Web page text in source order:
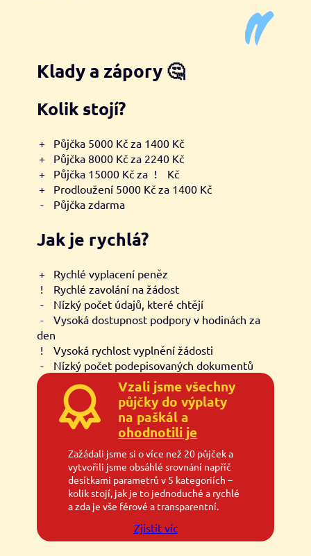
Klady a zápory 🤔
Kolik stojí?
+
Půjčka 5000 Kč za 1400 Kč
+
Půjčka 8000 Kč za 2240 Kč
+
Půjčka 15000 Kč za !
Kč
+
Prodloužení 5000 Kč za 1400 Kč
-
Půjčka zdarma
Jak je rychlá?
+
Rychlé vyplacení peněz
!
Rychlé zavolání na žádost
-
Nízký počet údajů, které chtějí
-
Vysoká dostupnost podpory v hodinách za
den
!
Vysoká rychlost vyplnění žádosti
-
Nízký počet podepisovaných dokumentů
Vzali jsme všechny
půjčky do výplaty
na paškál a
ohodnotili je
Zažádali jsme si o více než 20 půjček a
vytvořili jsme obsáhlé srovnání napříč
desítkami parametrů v 5 kategoriích –
kolik stojí, jak je to jednoduché a rychlé
a zda je vše férové a transparentní.
Zjistit víc